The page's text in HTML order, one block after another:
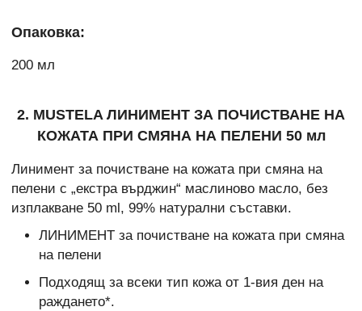
Опаковка:
200 мл
2. MUSTELA ЛИНИМЕНТ ЗА ПОЧИСТВАНЕ НА
КОЖАТА ПРИ СМЯНА НА ПЕЛЕНИ 50 мл
Линимент за почистване на кожата при смяна на
пелени с „екстра върджин“ маслиново масло, без
изплакване 50 ml, 99% натурални съставки.
ЛИНИМЕНТ за почистване на кожата при смяна
на пелени
Подходящ за всеки тип кожа от 1-вия ден на
раждането*.